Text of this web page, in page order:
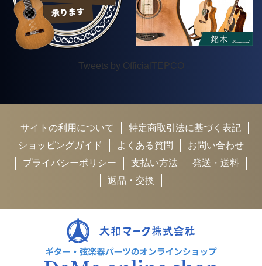
Tweets by OfficialTEPCO
サイトの利用について
特定商取引法に基づく表記
ショッピングガイド
よくある質問
お問い合わせ
プライバシーポリシー
支払い方法
発送・送料
返品・交換